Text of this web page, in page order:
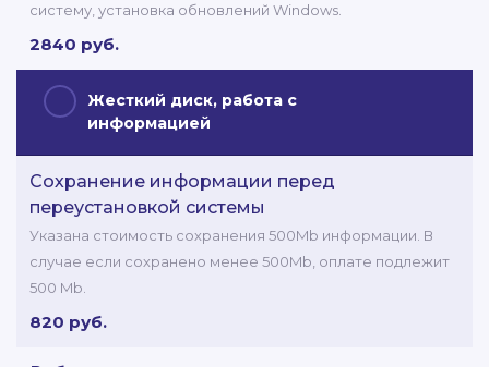
систему, установка обновлений Windows.
2840 руб.
Жесткий диск, работа с
информацией
Сохранение информации перед
переустановкой системы
Указана стоимость сохранения 500Mb информации. В
случае если сохранено менее 500Mb, оплате подлежит
500 Mb.
820 руб.